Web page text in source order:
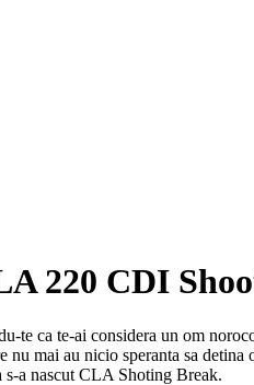
220 CDI
ca te-ai considera un om
mai au nicio speranta sa
s-a nascut CLA Shoting Break.